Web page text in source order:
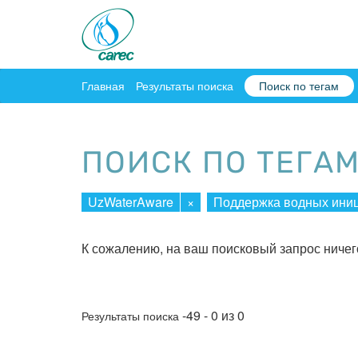
Главная Результаты поиска Поиск по тегам
ПОИСК ПО ТЕГАМ
UzWaterAware × Поддержка водных
К сожалению, на ваш поисковый запрос
Результаты поиска -49 - 0 из 0